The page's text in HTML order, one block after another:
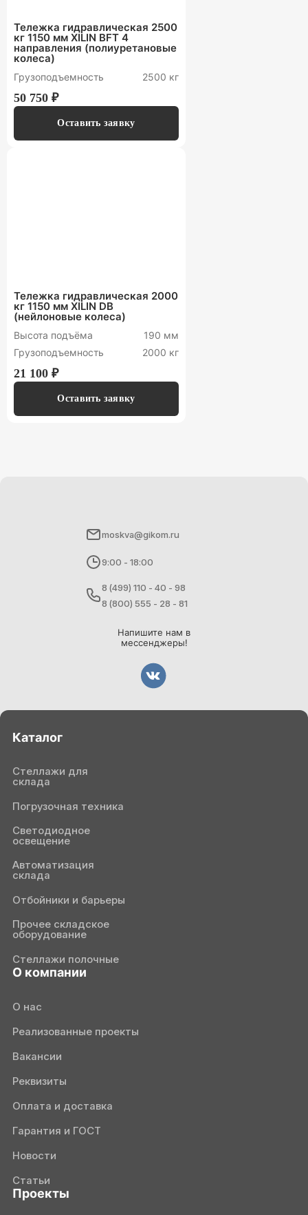
Тележка гидравлическая 2500
кг 1150 мм XILIN BFT 4
направления (полиуретановые
колеса)
Грузоподъемность 2500 кг
50 750 ₽
Оставить заявку
Тележка гидравлическая 2000
кг 1150 мм XILIN DB
(нейлоновые колеса)
Высота подъёма
190 мм
Грузоподъемность
2000 кг
21 100 ₽
Оставить заявку
moskva@gikom.ru
9:00 - 18:00
8 (499) 110 - 40 - 98
8 (800) 555 - 28 - 81
Напишите нам в
мессенджеры!
Каталог
Стеллажи для
склада
Погрузочная техника
Светодиодное
освещение
Автоматизация
склада
Отбойники и барьеры
Прочее складское
оборудование
Стеллажи полочные
О компании
О нас
Реализованные проекты
Вакансии
Реквизиты
Оплата и доставка
Гарантия и ГОСТ
Новости
Статьи
Проекты